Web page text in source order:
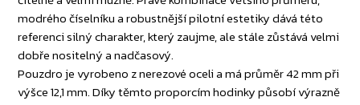
modrého číselníku a robustnější pilotní estetiky dává této
referenci silný charakter, který zaujme, ale stále zůstává velmi
dobře nositelný a nadčasový.
Pouzdro je vyrobeno z nerezové oceli a má průměr 42 mm při
výšce 12,1 mm. Díky těmto proporcím hodinky působí výrazně